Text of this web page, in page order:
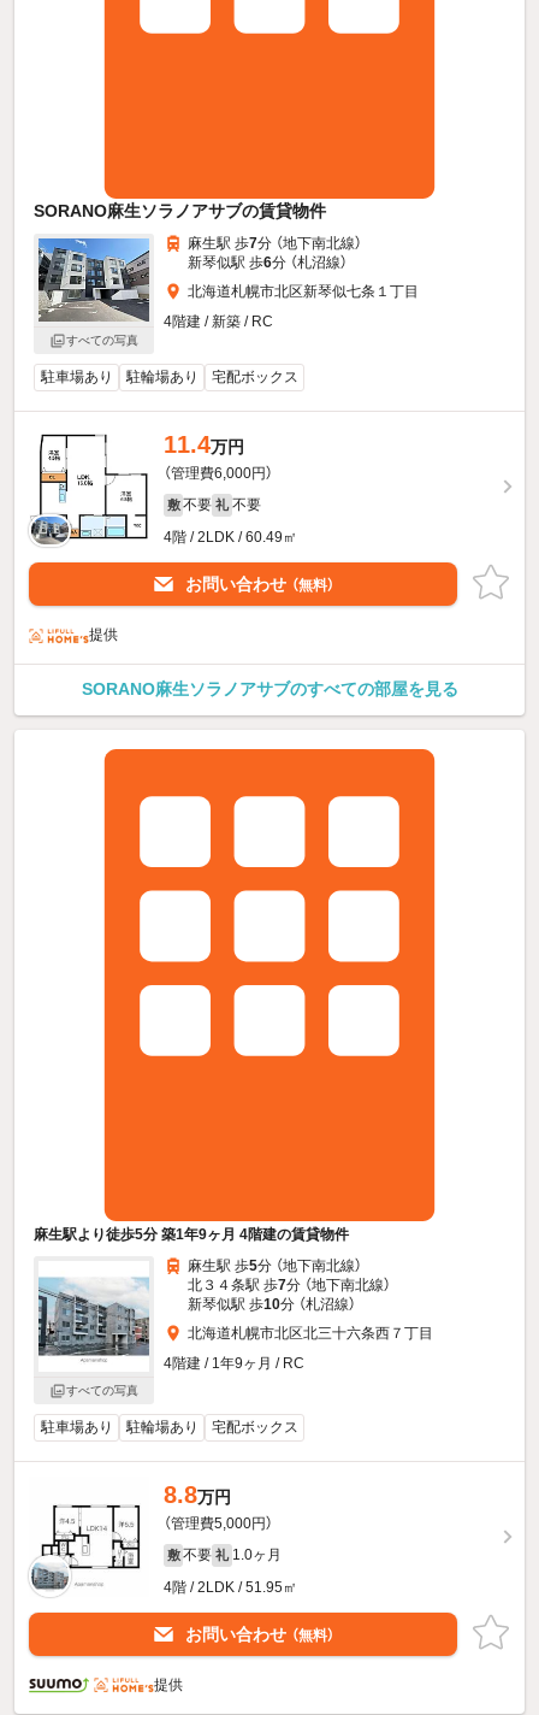
SORANO麻生ソラノアサブの賃貸物件
すべての写真
麻生駅 歩7分 （地下南北線）
新琴似駅 歩6分 （札沼線）
北海道札幌市北区新琴似七条１丁目
4階建 / 新築 / RC
駐車場あり 駐輪場あり 宅配ボックス
11.4万円
（管理費6,000円）
敷 不要 礼 不要
4階 / 2LDK / 60.49㎡
お問い合わせ （無料）
提供
SORANO麻生ソラノアサブのすべての部屋を見る
麻生駅より徒歩5分 築1年9ヶ月 4階建の賃貸物件
すべての写真
麻生駅 歩5分 （地下南北線）
北３４条駅 歩7分 （地下南北線）
新琴似駅 歩10分 （札沼線）
北海道札幌市北区北三十六条西７丁目
4階建 / 1年9ヶ月 / RC
駐車場あり 駐輪場あり 宅配ボックス
8.8万円
（管理費5,000円）
敷 不要 礼 1.0ヶ月
4階 / 2LDK / 51.95㎡
お問い合わせ （無料）
提供